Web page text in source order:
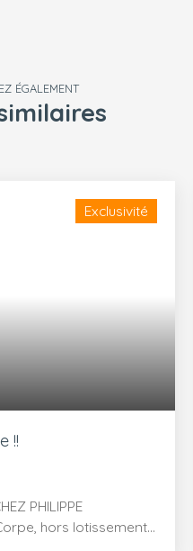
ÉGALEMENT
Exclusivité
!!
PHILIPPE
hors lotissement,